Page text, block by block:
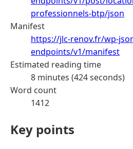
professionnels-btp/json
Manifest
https://jlc-renov.fr/wp-
endpoints/v1/manifest
Estimated reading time
8 minutes (424 seconds)
Word count
1412
Key points